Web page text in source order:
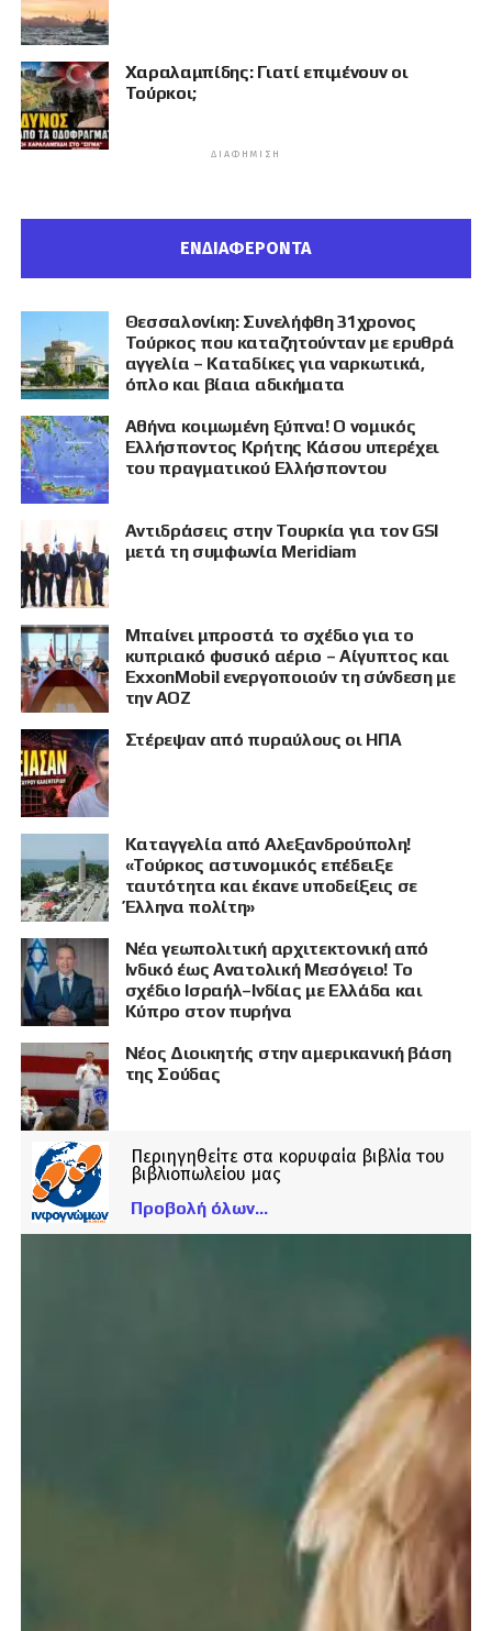
Χαραλαμπίδης: Γιατί επιμένουν οι
Τούρκοι;
ΔΙΑΦΉΜΙΣΗ
ΕΝΔΙΑΦΕΡΟΝΤΑ
Θεσσαλονίκη: Συνελήφθη 31χρονος
Τούρκος που καταζητούνταν με ερυθρά
αγγελία – Καταδίκες για ναρκωτικά,
όπλο και βίαια αδικήματα
Αθήνα κοιμωμένη ξύπνα! Ο νομικός
Ελλήσποντος Κρήτης Κάσου υπερέχει
του πραγματικού Ελλήσποντου
Αντιδράσεις στην Τουρκία για τον GSI
μετά τη συμφωνία Meridiam
Μπαίνει μπροστά το σχέδιο για το
κυπριακό φυσικό αέριο – Αίγυπτος και
ExxonMobil ενεργοποιούν τη σύνδεση με
την ΑΟΖ
Στέρεψαν από πυραύλους οι ΗΠΑ
Καταγγελία από Αλεξανδρούπολη!
«Τούρκος αστυνομικός επέδειξε
ταυτότητα και έκανε υποδείξεις σε
Έλληνα πολίτη»
Νέα γεωπολιτική αρχιτεκτονική από
Ινδικό έως Ανατολική Μεσόγειο! Το
σχέδιο Ισραήλ–Ινδίας με Ελλάδα και
Κύπρο στον πυρήνα
Νέος Διοικητής στην αμερικανική βάση
της Σούδας
Περιηγηθείτε στα κορυφαία βιβλία του
βιβλιοπωλείου μας
Προβολή όλων